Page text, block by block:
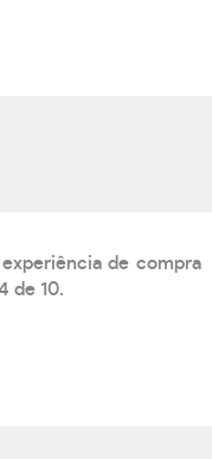
de compra
de 10.